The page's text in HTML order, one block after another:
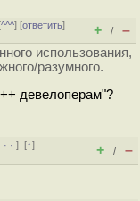
^^^] [ответить]
+ / –
использования,
разумного.
девелоперам"?
· ·][↑]
+ / –